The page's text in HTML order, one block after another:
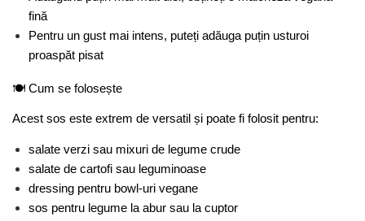
fină
Pentru un gust mai intens, puteți adăuga puțin usturoi
proaspăt pisat
🍽️ Cum se folosește
Acest sos este extrem de versatil și poate fi folosit pentru:
salate verzi sau mixuri de legume crude
salate de cartofi sau leguminoase
dressing pentru bowl-uri vegane
sos pentru legume la abur sau la cuptor